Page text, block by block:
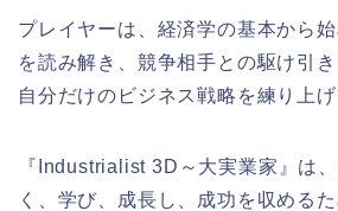
プレイヤーは、経済学の基本から
を読み解き、競争相手との駆け引き
自分だけのビジネス戦略を練り上げ
『Industrialist 3D～大実業家』は
く、学び、成長し、成功を収める